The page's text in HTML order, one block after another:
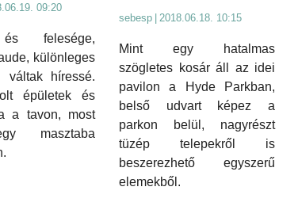
09:20
felesége,
különleges
váltak híressé.
épületek és
a tavon, most
masztaba
sebesp 2018.06.18. 10:15
Mint egy hatalmas
szögletes kosár áll az idei
pavilon a Hyde Parkban,
belső udvart képez a
parkon belül, nagyrészt
tüzép telepekről is
beszerezhető egyszerű
elemekből.